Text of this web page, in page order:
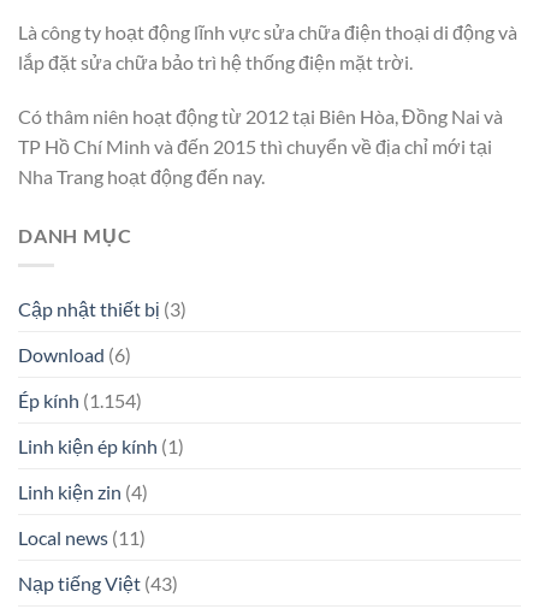
Là công ty hoạt động lĩnh vực sửa chữa điện thoại di động và
lắp đặt sửa chữa bảo trì hệ thống điện mặt trời.
Có thâm niên hoạt động từ 2012 tại Biên Hòa, Đồng Nai và
TP Hồ Chí Minh và đến 2015 thì chuyển về địa chỉ mới tại
Nha Trang hoạt động đến nay.
DANH MỤC
Cập nhật thiết bị (3)
Download (6)
Ép kính (1.154)
Linh kiện ép kính (1)
Linh kiện zin (4)
Local news (11)
Nạp tiếng Việt (43)